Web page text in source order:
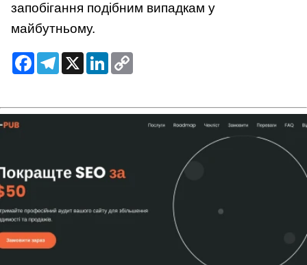
запобігання подібним випадкам у
майбутньому.
FacebookTelegram
X LinkedIn